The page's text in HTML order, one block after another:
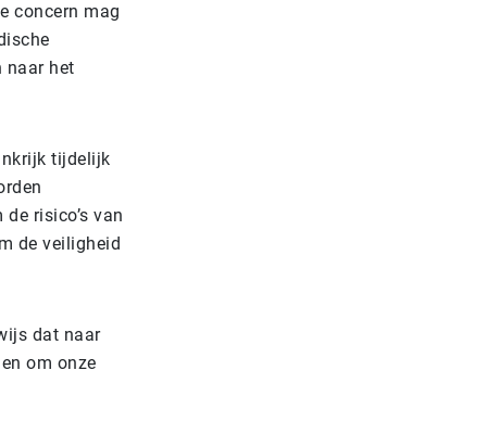
concern mag
naar het
tijdelijk
risico’s van
de veiligheid
dat naar
om onze